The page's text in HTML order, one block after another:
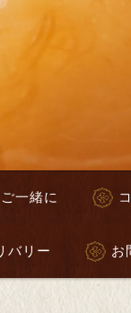
一緒に
バリー お